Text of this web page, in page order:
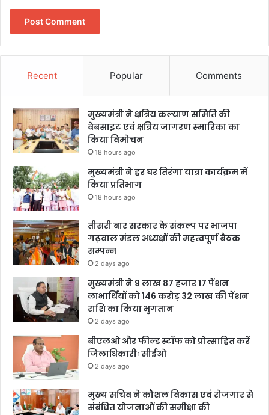
Recent Popular Comments
मुख्यमंत्री ने क्षत्रिय कल्याण समिति की
वेबसाइट एवं क्षत्रिय जागरण स्मारिका का
किया विमोचन
18 hours ago
मुख्यमंत्री ने हर घर तिरंगा यात्रा कार्यक्रम में
किया प्रतिभाग
18 hours ago
तीसरी बार सरकार के संकल्प पर भाजपा
गढ़वाल मंडल अध्यक्षों की महत्वपूर्ण बैठक
सम्पन्न
2 days ago
मुख्यमंत्री ने 9 लाख 87 हजार 17 पेंशन
लाभार्थियों को 146 करोड़ 32 लाख की पेंशन
राशि का किया भुगतान
2 days ago
बीएलओ और फील्ड स्टॉफ को प्रोत्साहित करें
जिलाधिकारीः सीईओ
2 days ago
मुख्य सचिव ने कौशल विकास एवं रोजगार से
संबंधित योजनाओं की समीक्षा की